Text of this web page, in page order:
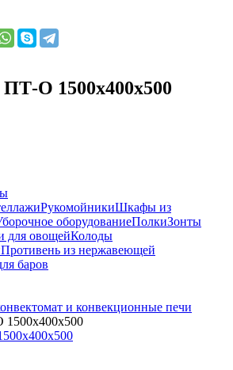
О 1500х400х500
РукомойникиШкафы из
оборудованиеПолкиЗонты
для овощейКолоды
Противень из нержавеющей
баров
и конвекционные печи